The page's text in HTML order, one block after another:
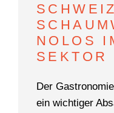
NOLOS
SEKTOR
Der
ein wichtiger